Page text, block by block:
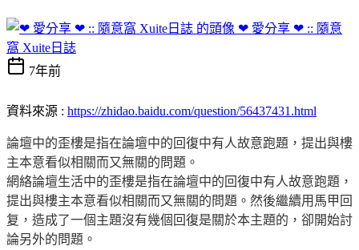
❤ 愛分享 ❤ :: 隨意
窩 Xuite日誌
7年前
資料來源 : https://zhidao.baidu.com/question/56437431.html
論壇中的歪樓是指在論壇中的回復中有人故意跑題，提出與樓
主本意看似相關而又無關的問題。
網絡論壇生活中的歪樓是指在論壇中的回復中有人故意跑題，
提出與樓主本意看似相關而又無關的問題。 然後繼續用馬甲回
复，造成了一個主題沒有幾個回復是關於本主題的，卻開始討
論另外的問題。